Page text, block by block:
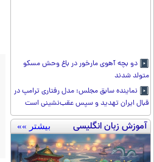
دو بچه آهوی مارخور در باغ وحش مسکو
متولد شدند
نماینده سابق مجلس: مدل رفتاری ترامپ در
قبال ایران تهدید و سپس عقب‌نشینی است
آموزش زبان انگلیسی بیشتر »»